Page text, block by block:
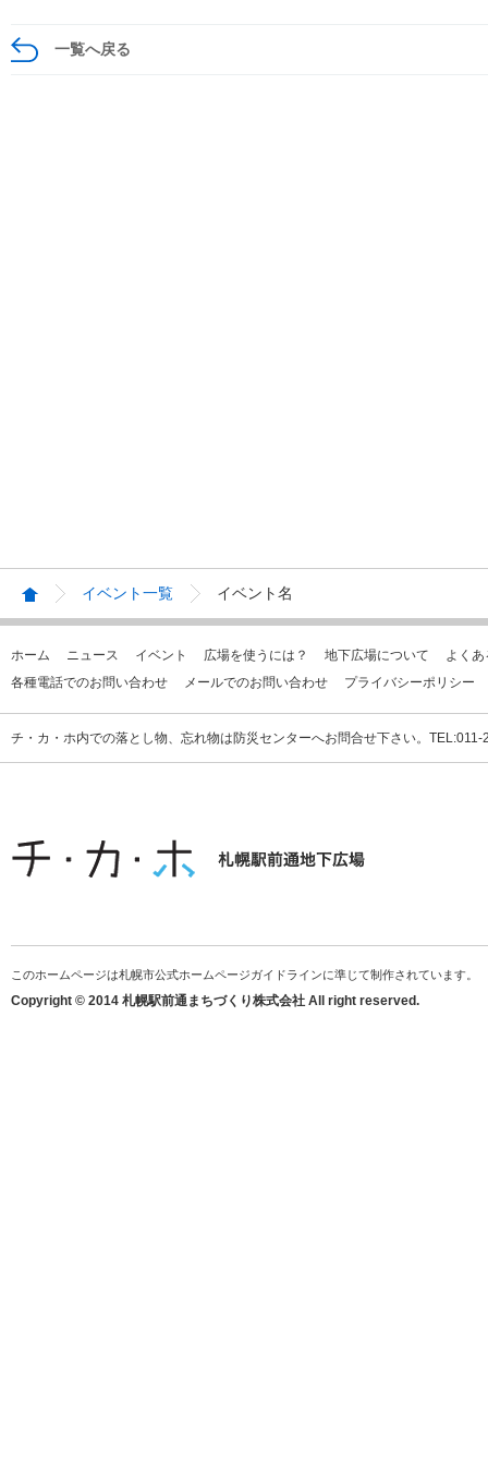
一覧へ戻る
イベント一覧 イベント名
ホーム ニュース イベント 広場を使うには？ 地下広場について
よく
各種電話でのお問い合わせ
メールでのお問い合わせ プライバシーポリシー
チ・カ・ホ内での落とし物、忘れ物は防災センターへお問合せ下さい。
このホームページは札幌市公式ホームページガイドラインに準じて制作されています。
Copyright © 2014 札幌駅前通まちづくり株式会社 All right reserved.